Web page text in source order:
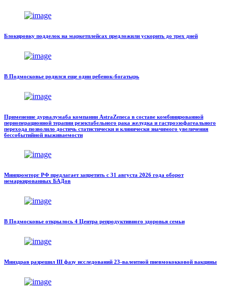
Блокировку подделок на маркетплейсах предложили ускорить до трех дней
В Подмосковье родился еще один ребенок-богатырь
Применение дурвалумаба компании AstraZeneca в составе комбинированной
периоперационной терапии резектабельного рака желудка и гастроэзофагеального
перехода позволило достичь статистически и клинически значимого увеличения
бессобытийной выживаемости
Минпромторг РФ предлагает запретить с 31 августа 2026 года оборот
немаркированных БАДов
В Подмосковье открылось 4 Центра репродуктивного здоровья семьи
Минздрав разрешил III фазу исследований 23-валентной пневмококковой вакцины